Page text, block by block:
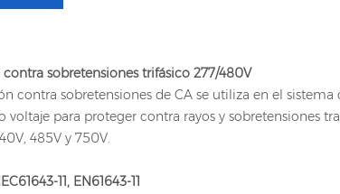
sobretensiones trifásico 277/480V
contra sobretensiones de CA se utiliza en el
voltaje para proteger contra rayos y sobretensiones
485V y 750V.
11, EN61643-11